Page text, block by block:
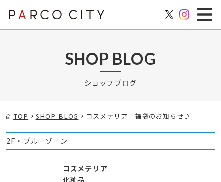
SHOP BLOG
ショップブログ
TOP SHOP BLOG コスメテリア 福袋のお知らせ♪
2F・ブルーゾーン
コスメテリア
化粧品